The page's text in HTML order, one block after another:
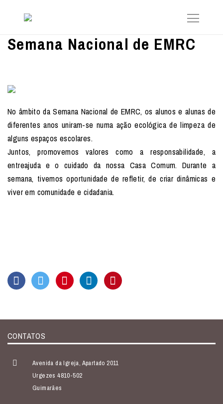
Semana Nacional de EMRC
No âmbito da Semana Nacional de EMRC, os alunos e alunas de
diferentes anos uniram-se numa ação ecológica de limpeza de
alguns espaços escolares.
Juntos, promovemos valores como a responsabilidade, a
entreajuda e o cuidado da nossa Casa Comum. Durante a
semana, tivemos oportunidade de refletir, de criar dinâmicas e
viver em comunidade e cidadania.
CONTATOS
Avenida da Igreja, Apartado 2011
Urgezes 4810-502
Guimarães